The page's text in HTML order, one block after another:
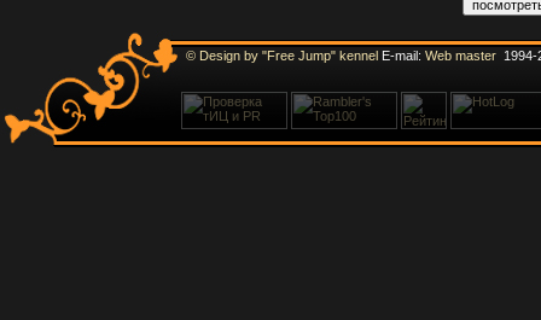
© Design by "Free Jump" kennelE-mail: Web master